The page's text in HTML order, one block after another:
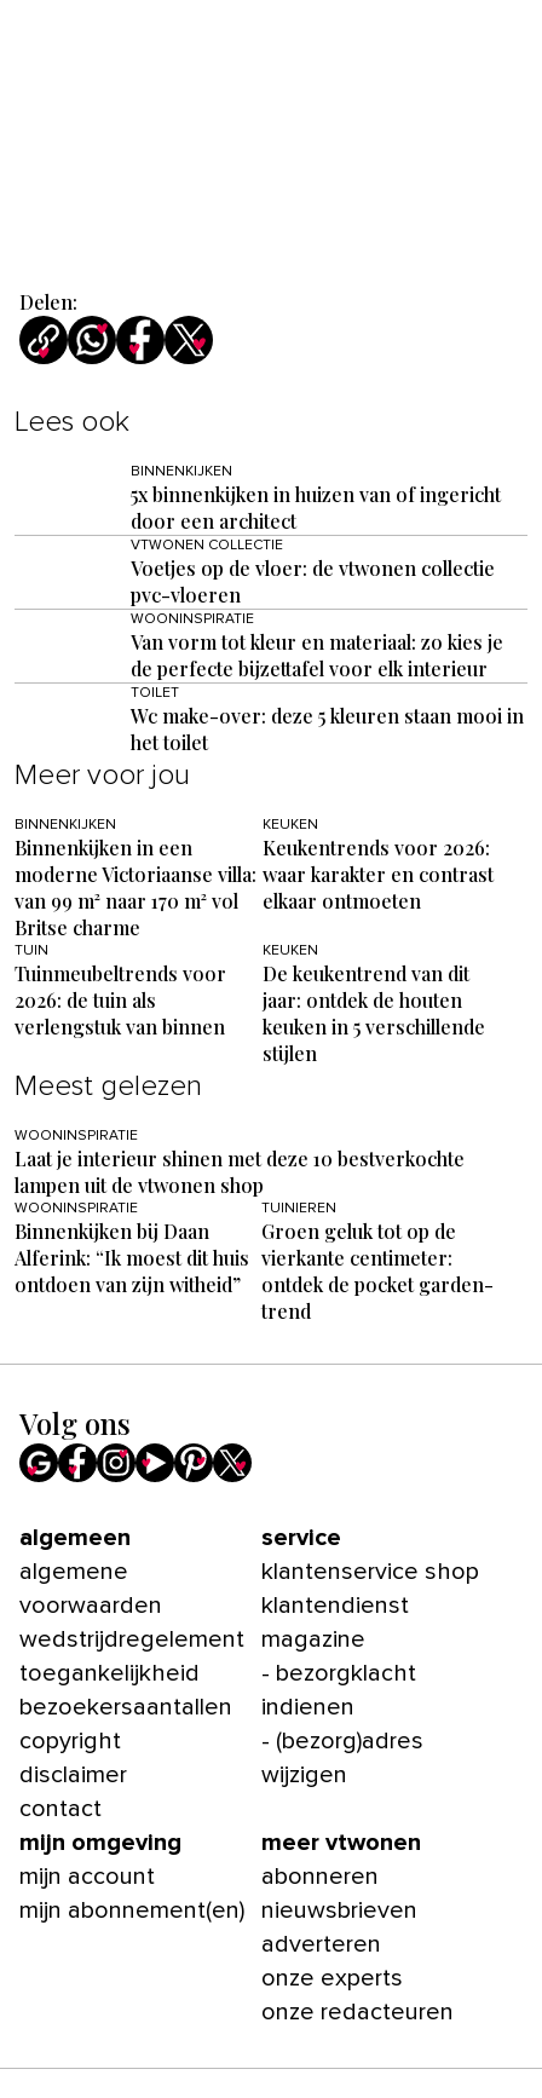
Delen:
Lees ook
BINNENKIJKEN
5x binnenkijken in huizen van of ingericht
door een architect
VTWONEN COLLECTIE
Voetjes op de vloer: de vtwonen collectie
pvc-vloeren
WOONINSPIRATIE
Van vorm tot kleur en materiaal: zo kies je
de perfecte bijzettafel voor elk interieur
TOILET
Wc make-over: deze 5 kleuren staan mooi in
het toilet
Meer voor jou
BINNENKIJKEN
Binnenkijken in een
moderne Victoriaanse villa:
van 99 m² naar 170 m² vol
Britse charme
KEUKEN
Keukentrends voor 2026:
waar karakter en contrast
elkaar ontmoeten
TUIN
Tuinmeubeltrends voor
2026: de tuin als
verlengstuk van binnen
KEUKEN
De keukentrend van dit
jaar: ontdek de houten
keuken in 5 verschillende
stijlen
Meest gelezen
WOONINSPIRATIE
Laat je interieur shinen met deze 10 bestverkochte
lampen uit de vtwonen shop
WOONINSPIRATIE
Binnenkijken bij Daan
Alferink: “Ik moest dit huis
ontdoen van zijn witheid”
TUINIEREN
Groen geluk tot op de
vierkante centimeter:
ontdek de pocket garden-
trend
Volg ons
algemeen
algemene
voorwaarden
wedstrijdregelement
toegankelijkheid
bezoekersaantallen
copyright
disclaimer
contact
service
klantenservice shop
klantendienst
magazine
- bezorgklacht
indienen
- (bezorg)adres
wijzigen
mijn omgeving
mijn account
mijn abonnement(en)
meer vtwonen
abonneren
nieuwsbrieven
adverteren
onze experts
onze redacteuren